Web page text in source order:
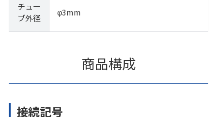
チュー
ブ外径
φ3mm
商品構成
接続記号